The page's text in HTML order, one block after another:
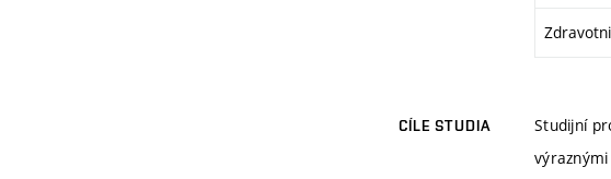
CÍLE STUDIA
Studijní